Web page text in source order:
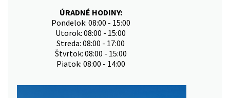
ÚRADNÉ HODINY:
Pondelok: 08:00 - 15:00
Utorok: 08:00 - 15:00
Streda: 08:00 - 17:00
Štvrtok: 08:00 - 15:00
Piatok: 08:00 - 14:00